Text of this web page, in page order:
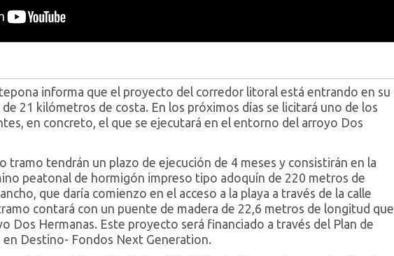
informa que el proyecto del corredor litoral está entrando en su
21 kilómetros de costa. En los próximos días se licitará uno de los
en concreto, el que se ejecutará en el entorno del arroyo Dos
tramo tendrán un plazo de ejecución de 4 meses y consistirán en la
peatonal de hormigón impreso tipo adoquín de 220 metros de
que daría comienzo en el acceso a la playa a través de la calle
contará con un puente de madera de 22,6 metros de longitud que
Dos Hermanas. Este proyecto será financiado a través del Plan de
Destino- Fondos Next Generation.